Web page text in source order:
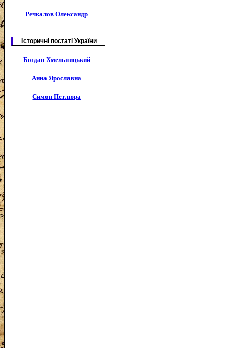
Речкалов Олександр
Історичні постаті України
Богдан Хмельницький
Анна Ярославна
Симон Петлюра